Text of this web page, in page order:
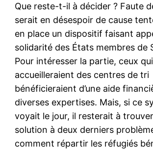
Que reste-t-il à décider ? Faute
serait en désespoir de cause
en place un dispositif faisant
solidarité des États membres de
Pour intéresser la partie, ceux qui
accueilleraient des centres de tri
bénéficieraient d’une aide
diverses expertises. Mais, si ce
voyait le jour, il resterait à
solution à deux derniers
comment répartir les réfugiés